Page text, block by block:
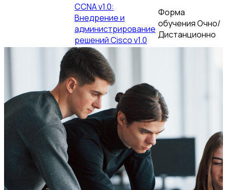
CCNA v1.0:
Внедрение и
администрирование
решений Cisco v1.0
Форма
обученияОчно/
Дистанционно